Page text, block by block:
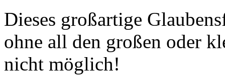
Dieses großartige
ohne all den großen oder
nicht möglich!